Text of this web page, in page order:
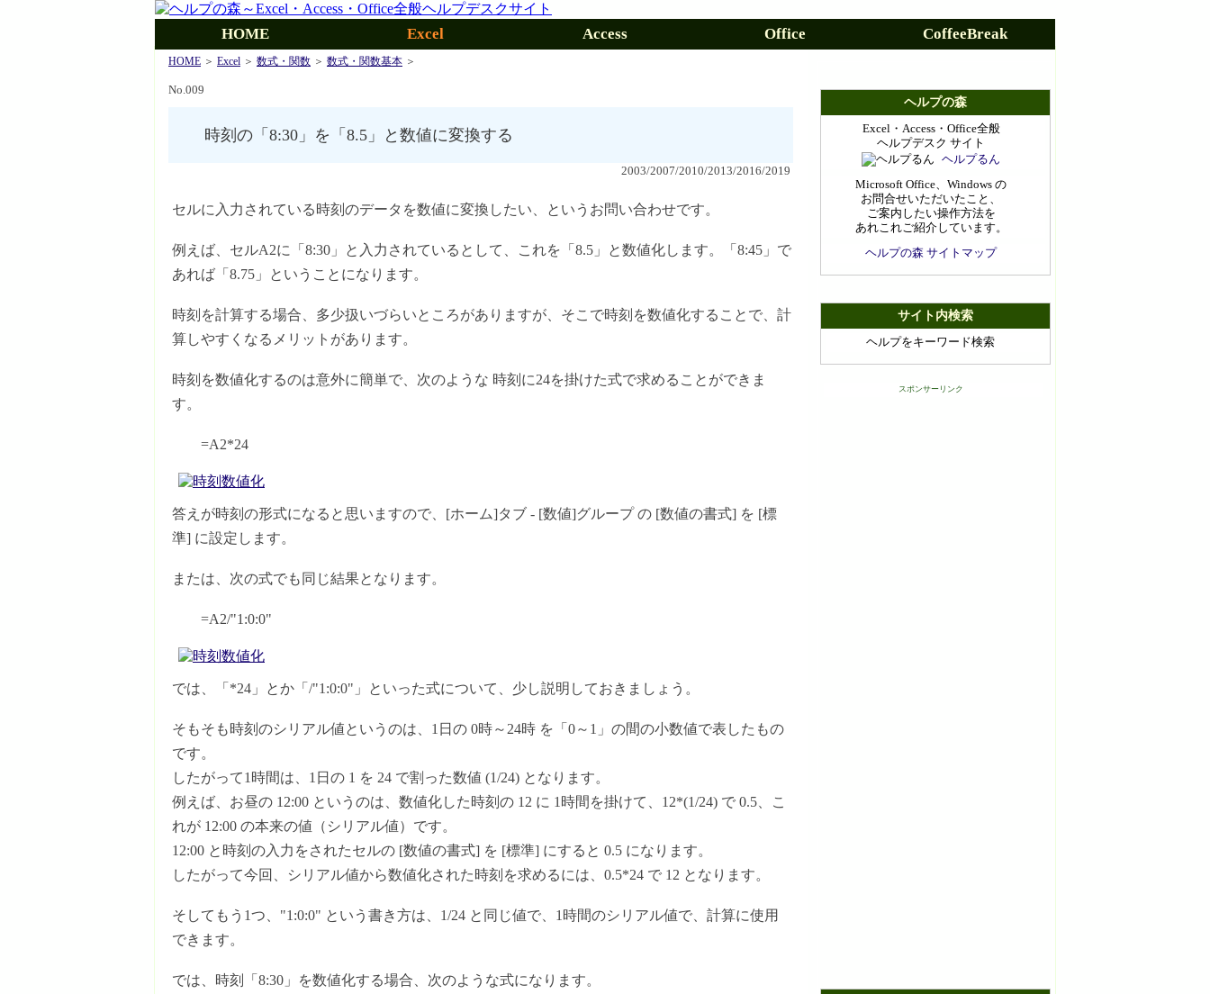
HOME Excel Access Office CoffeeBreak
HOME ＞ Excel ＞ 数式・関数 ＞ 数式・関数基本 ＞
No.009
時刻の「8:30」を「8.5」と数値に変換する
2003/2007/2010/2013/2016/2019
セルに入力されている時刻のデータを数値に変換したい、というお問い合わせです。
例えば、セルA2に「8:30」と入力されているとして、これを「8.5」と数値化します。「8:45」で
あれば「8.75」ということになります。
時刻を計算する場合、多少扱いづらいところがありますが、そこで時刻を数値化することで、計
算しやすくなるメリットがあります。
時刻を数値化するのは意外に簡単で、次のような 時刻に24を掛けた式で求めることができま
す。
=A2*24
答えが時刻の形式になると思いますので、[ホーム]タブ - [数値]グループ の [数値の書式] を [標
準] に設定します。
または、次の式でも同じ結果となります。
=A2/"1:0:0"
では、「*24」とか「/"1:0:0"」といった式について、少し説明しておきましょう。
そもそも時刻のシリアル値というのは、1日の 0時～24時 を「0～1」の間の小数値で表したもの
です。
したがって1時間は、1日の 1 を 24 で割った数値 (1/24) となります。
例えば、お昼の 12:00 というのは、数値化した時刻の 12 に 1時間を掛けて、12*(1/24) で 0.5、こ
れが 12:00 の本来の値（シリアル値）です。
12:00 と時刻の入力をされたセルの [数値の書式] を [標準] にすると 0.5 になります。
したがって今回、シリアル値から数値化された時刻を求めるには、0.5*24 で 12 となります。
そしてもう1つ、"1:0:0" という書き方は、1/24 と同じ値で、1時間のシリアル値で、計算に使用
できます。
では、時刻「8:30」を数値化する場合、次のような式になります。
ヘルプの森
Excel・Access・Office全般
ヘルプデスク サイト
ヘルプるん
Microsoft Office、Windows の
お問合せいただいたこと、
ご案内したい操作方法を
あれこれご紹介しています。
ヘルプの森 サイトマップ
サイト内検索
ヘルプをキーワード検索
スポンサーリンク